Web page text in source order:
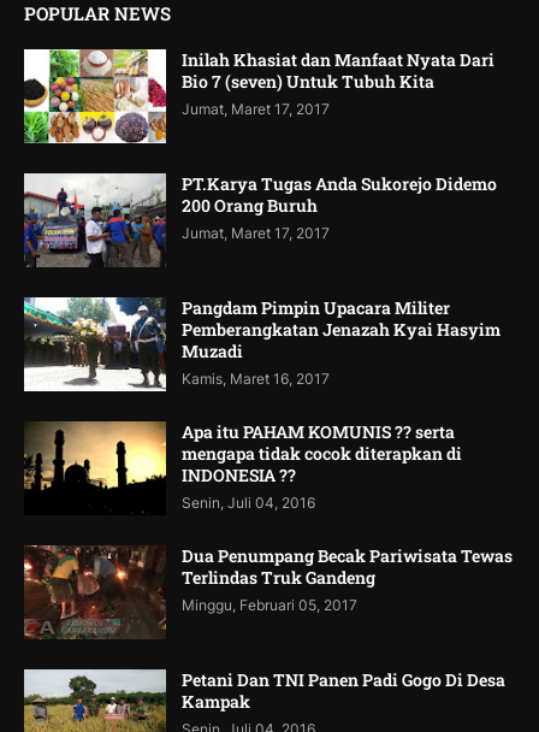
POPULAR NEWS
Inilah Khasiat dan Manfaat Nyata Dari
Bio 7 (seven) Untuk Tubuh Kita
Jumat, Maret 17, 2017
PT.Karya Tugas Anda Sukorejo Didemo
200 Orang Buruh
Jumat, Maret 17, 2017
Pangdam Pimpin Upacara Militer
Pemberangkatan Jenazah Kyai Hasyim
Muzadi
Kamis, Maret 16, 2017
Apa itu PAHAM KOMUNIS ?? serta
mengapa tidak cocok diterapkan di
INDONESIA ??
Senin, Juli 04, 2016
Dua Penumpang Becak Pariwisata Tewas
Terlindas Truk Gandeng
Minggu, Februari 05, 2017
Petani Dan TNI Panen Padi Gogo Di Desa
Kampak